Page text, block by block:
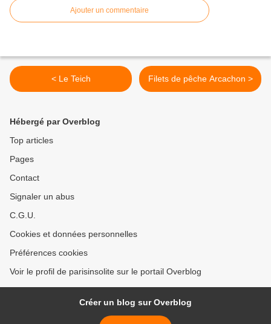
Ajouter un commentaire
< Le Teich Filets de pêche Arcachon >
Hébergé par Overblog
Top articles
Pages
Contact
Signaler un abus
C.G.U.
Cookies et données personnelles
Préférences cookies
Voir le profil de parisinsolite sur le portail Overblog
Créer un blog sur Overblog